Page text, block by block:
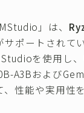
」は、
サポートされて
を使用し
A3Bおよび
、性能や実用性